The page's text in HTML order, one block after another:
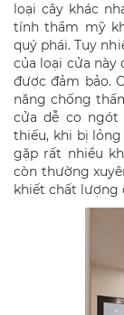
loại cây khác
tính thẩm mỹ
quý phái. Tuy
của loại cửa
được đảm bảo.
năng chống
cửa dễ co
thiếu, khi bị
gặp rất nhiều
còn thường
khiết chất lượng